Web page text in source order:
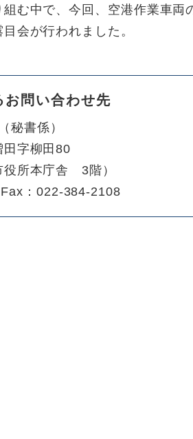
む中で、今回、空港作業車両
会が行われました。
お問い合わせ先
秘書係
田字柳田80
役所本庁舎 3階）
Fax：022-384-2108